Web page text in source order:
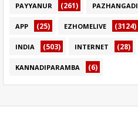
PAYYANUR (261) PAZHANGADI
APP (25) EZHOMELIVE (3124)
INDIA (503) INTERNET (28)
KANNADIPARAMBA (6)